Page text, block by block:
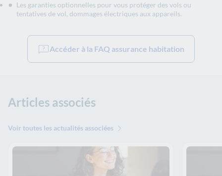
Les garanties optionnelles pour vous protéger des vols ou
tentatives de vol, dommages électriques aux appareils.
Accéder à la FAQ assurance habitation
Articles associés
Voir toutes les actualités associées